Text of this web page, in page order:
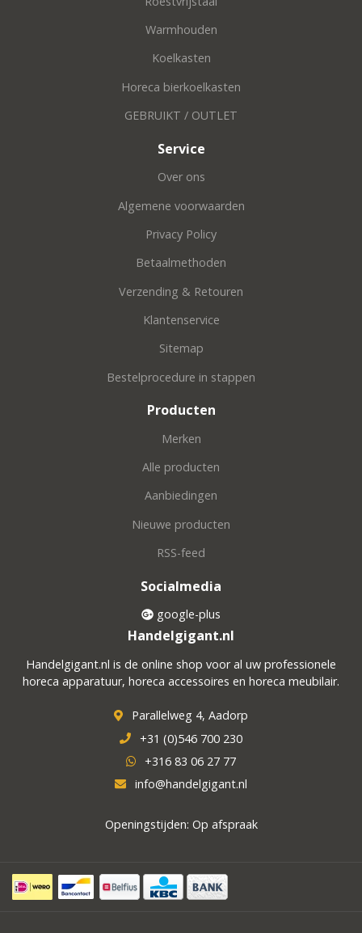
Warmhouden
Koelkasten
Horeca bierkoelkasten
GEBRUIKT / OUTLET
Service
Over ons
Algemene voorwaarden
Privacy Policy
Betaalmethoden
Verzending & Retouren
Klantenservice
Sitemap
Bestelprocedure in stappen
Producten
Merken
Alle producten
Aanbiedingen
Nieuwe producten
RSS-feed
Socialmedia
google-plus
Handelgigant.nl
Handelgigant.nl is de online shop voor al uw professionele
horeca apparatuur, horeca accessoires en horeca meubilair.
Parallelweg 4, Aadorp
+31 (0)546 700 230
+316 83 06 27 77
info@handelgigant.nl
Openingstijden: Op afspraak